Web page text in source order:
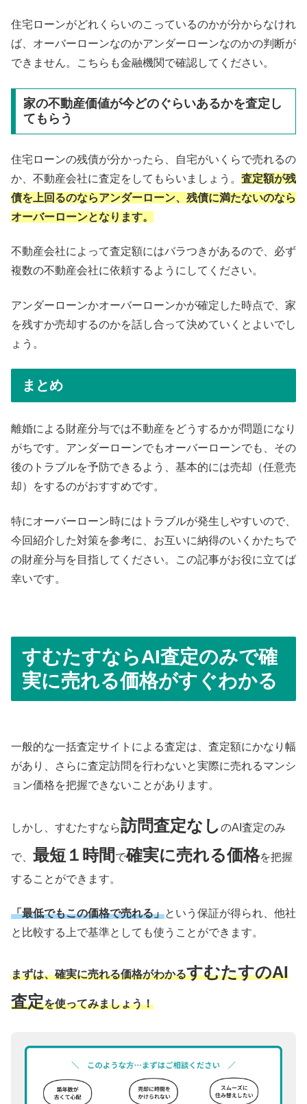
住宅ローンがどれくらいのこっているのかが分からなけれ
ば、オーバーローンなのかアンダーローンなのかの判断が
できません。こちらも金融機関で確認してください。
家の不動産価値が今どのぐらいあるかを査定し
てもらう
住宅ローンの残債が分かったら、自宅がいくらで売れるの
か、不動産会社に査定をしてもらいましょう。 査定額が残
債を上回るのならアンダーローン、残債に満たないのなら
オーバーローンとなります。
不動産会社によって査定額にはバラつきがあるので、必ず
複数の不動産会社に依頼するようにしてください。
アンダーローンかオーバーローンかが確定した時点で、家
を残すか売却するのかを話し合って決めていくとよいでし
ょう。
まとめ
離婚による財産分与では不動産をどうするかが問題になり
がちです。アンダーローンでもオーバーローンでも、その
後のトラブルを予防できるよう、基本的には売却（任意売
却）をするのがおすすめです。
特にオーバーローン時にはトラブルが発生しやすいので、
今回紹介した対策を参考に、お互いに納得のいくかたちで
の財産分与を目指してください。この記事がお役に立てば
幸いです。
すむたすならAI査定のみで確
実に売れる価格がすぐわかる
一般的な一括査定サイトによる査定は、査定額にかなり幅
があり、さらに査定訪問を行わないと実際に売れるマンシ
ョン価格を把握できないことがあります。
しかし、すむたすなら訪問査定なしのAI査定のみ
で、 最短１時間 で確実に売れる価格を把握
することができます。
「最低でもこの価格で売れる」という保証が得られ、他社
と比較する上で基準としても使うことができます。
まずは、確実に売れる価格がわかるすむたすのAI
査定を使ってみましょう！